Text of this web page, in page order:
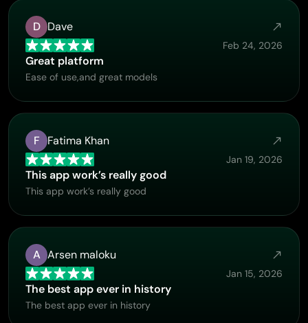
D Dave
Feb 24, 2026
Great platform
Ease of use,and great models
F Fatima Khan
Jan 19, 2026
This app work’s really good
This app work’s really good
A Arsen maloku
Jan 15, 2026
The best app ever in history
The best app ever in history